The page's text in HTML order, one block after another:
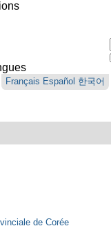
Français Español 한국어
de Corée